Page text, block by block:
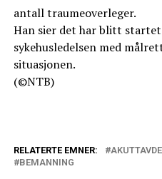
antall traumeoverleger.
Han sier det har blitt
sykehusledelsen med
situasjonen.
(©NTB)
RELATERTE EMNER:
BEMANNING